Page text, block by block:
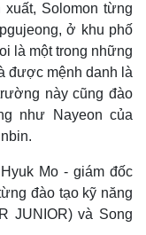
Solomon từng
ở khu phố
là một trong những
được mệnh danh là
này cũng đào
như Nayeon của
Mo - giám đốc
đào tạo kỹ năng
JUNIOR) và Song